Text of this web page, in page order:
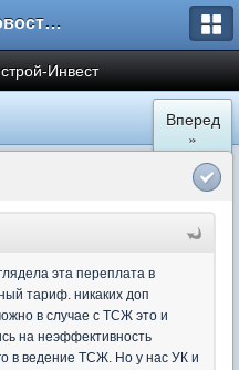
Форум Новостройки
Инвест
Вперед
»
эта переплата в
тариф. никаких доп
в случае с ТСЖ это и
на неэффективность
в ведение ТСЖ. Но у нас УК и